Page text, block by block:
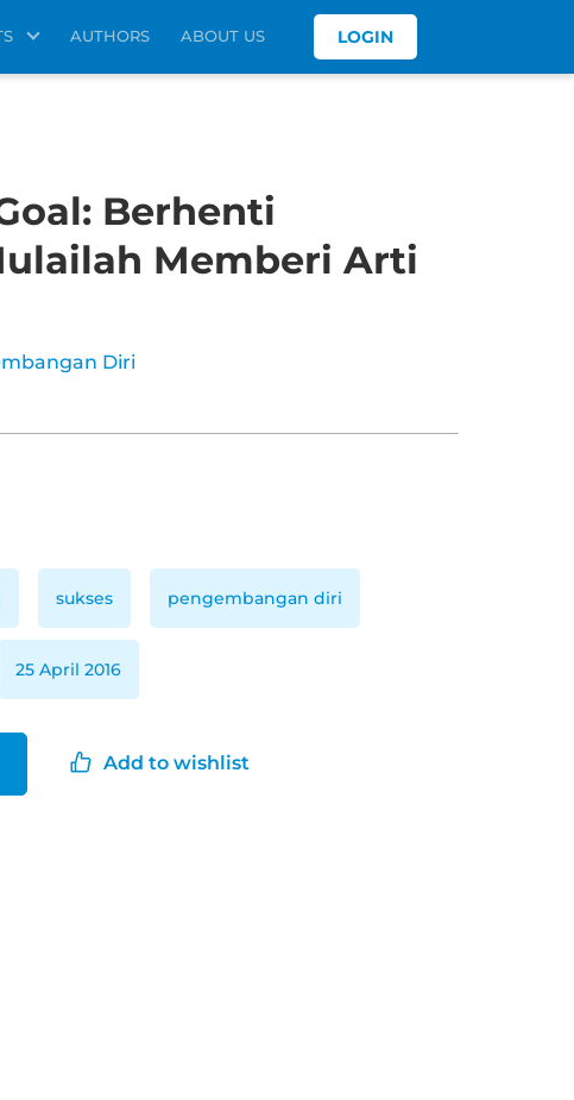
LOGIN
AUTHORS ABOUT US
Berhenti
Memberi Arti
Diri
sukses pengembangan diri
25 April 2016
Add to wishlist